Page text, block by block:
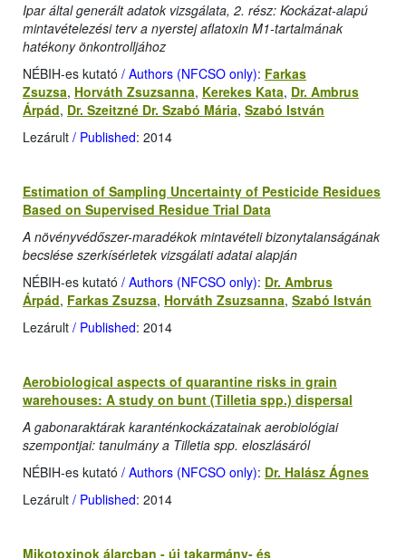
Ipar által generált adatok vizsgálata, 2. rész: Kockázat-alapú
mintavételezési terv a nyerstej aflatoxin M1-tartalmának
hatékony önkontrolljához
NÉBIH-es kutató / Authors (NFCSO only): Farkas
Zsuzsa, Horváth Zsuzsanna, Kerekes Kata, Dr. Ambrus
Árpád, Dr. Szeitzné Dr. Szabó Mária, Szabó István
Lezárult / Published: 2014
Estimation of Sampling Uncertainty of Pesticide Residues
Based on Supervised Residue Trial Data
A növényvédőszer-maradékok mintavételi bizonytalanságának
becslése szerkísérletek vizsgálati adatai alapján
NÉBIH-es kutató / Authors (NFCSO only): Dr. Ambrus
Árpád, Farkas Zsuzsa, Horváth Zsuzsanna, Szabó István
Lezárult / Published: 2014
Aerobiological aspects of quarantine risks in grain
warehouses: A study on bunt (Tilletia spp.) dispersal
A gabonaraktárak karanténkockázatainak aerobiológiai
szempontjai: tanulmány a Tilletia spp. eloszlásáról
NÉBIH-es kutató / Authors (NFCSO only): Dr. Halász Ágnes
Lezárult / Published: 2014
Mikotoxinok álarcban - új takarmány- és